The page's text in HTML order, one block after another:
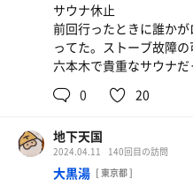
サウナ休止
前回行ったときに誰か
ってた。ストーブ故障の
六本木で貴重なサウナ
0
20
地下天国
2024.04.11 140回目の訪問
大黒湯 [ 東京都 ]